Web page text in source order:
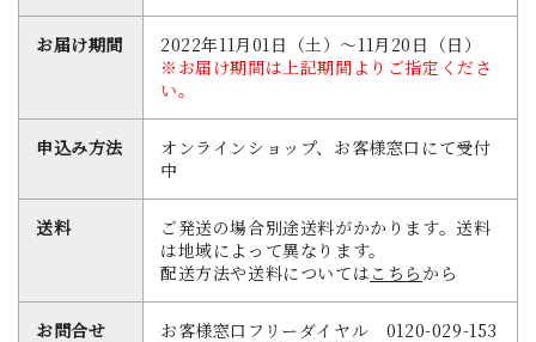
お届け期間
2022年11月01日（土）～11月20日（日）
※お届け期間は上記期間よりご指定くださ
い。
申込み方法
オンラインショップ、お客様窓口にて受付
中
送料
ご発送の場合別途送料がかかります。送料
は地域によって異なります。
配送方法や送料については こちら から
お問合せ
お客様窓口フリーダイヤル 0120-029-153